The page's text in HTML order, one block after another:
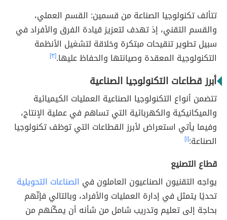
تتألف تكنولوجيا الصناعة من قسمين: القسم العملي،
والقسم التقني، إذ تهدف لتعزيز قيادة الفرق والأفراد في
سبيل تطوير تنقيحات مبتكرة وخلاقة لتشغيل الأنظمة
التكنولوجية المعقدة وصيانتها والحفاظ عليها.[٣]
أبرز قطاعات التكنولوجيا الصناعية
تتضمن أنواع التكنولوجيا الصناعية العمليات الكيميائية
والميكانيكية والكهربائية التي تساهم في عملية الإنتاج،
وفيما يأتي استعراض لأبرز القطاعات التي توظف تكنولوجيا
الصناعة:[١]
قطاع التصنيع
يواجه التقنيون الصناعيون العاملون في الصناعات التحويلية
تحديًا يتمثل في إدارة العمليات والأفراد، وبالتالي فإنّهم
بحاجة إلى تعليم وتدريب شامل من شأنه أن يمكّنهم من